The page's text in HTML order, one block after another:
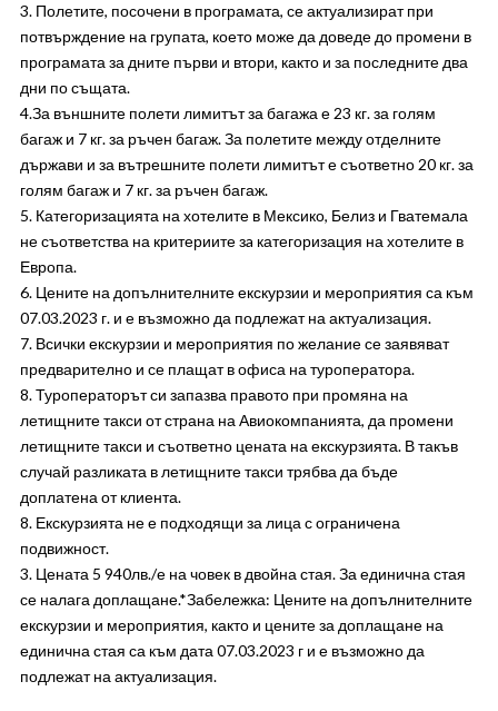
3. Полетите, посочени в програмата, се актуализират при
потвърждение на групата, което може да доведе до промени в
програмата за дните първи и втори, както и за последните два
дни по същата.
4.За външните полети лимитът за багажа е 23 кг. за голям
багаж и 7 кг. за ръчен багаж. За полетите между отделните
държави и за вътрешните полети лимитът е съответно 20 кг. за
голям багаж и 7 кг. за ръчен багаж.
5. Категоризацията на хотелите в Мексико, Белиз и Гватемала
не съответства на критериите зa категоризация на хотелите в
Европа.
6. Цените на допълнителните екскурзии и мероприятия са към
07.03.2023 г. и е възможно да подлежат на актуализация.
7. Всички екскурзии и мероприятия по желание се заявяват
предварително и се плащат в офиса на туроператора.
8. Туроператорът си запазва правото при промяна на
летищните такси от страна на Авиокомпанията, да промени
летищните такси и съответно цената на екскурзията. В такъв
случай разликата в летищните такси трябва да бъде
доплатена от клиента.
8. Екскурзията не е подходящи за лица с ограничена
подвижност.
3. Цената 5 940лв./е на човек в двойна стая. За единична стая
се налага доплащане.*Забележка: Цените на допълнителните
екскурзии и мероприятия, както и цените за доплащане на
единична стая са към дата 07.03.2023 г и е възможно да
подлежат на актуализация.